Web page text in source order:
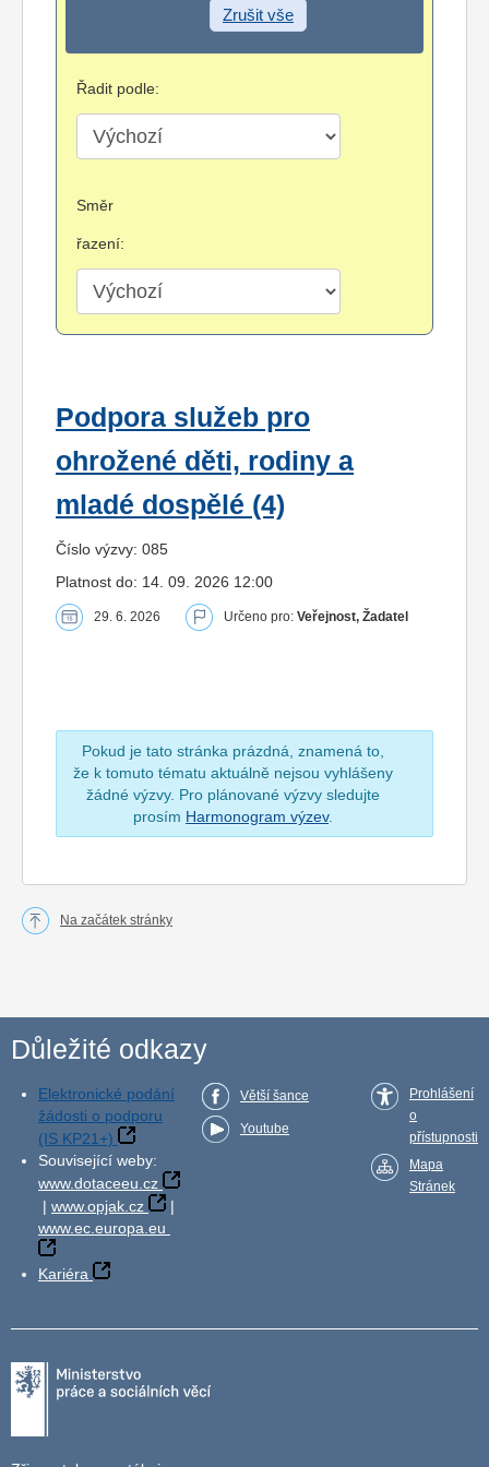
Zrušit vše
Řadit podle:
Směr
řazení:
Podpora služeb pro
ohrožené děti, rodiny a
mladé dospělé (4)
Číslo výzvy: 085
Platnost do: 14. 09. 2026 12:00
29. 6. 2026 Určeno pro: Veřejnost, Žadatel
Pokud je tato stránka prázdná, znamená to,
že k tomuto tématu aktuálně nejsou vyhlášeny
žádné výzvy. Pro plánované výzvy sledujte
prosím Harmonogram výzev.
Na začátek stránky
Důležité odkazy
Elektronické podání
žádosti o podporu
(IS KP21+)
Související weby:
www.dotaceeu.cz
| www.opjak.cz
|
www.ec.europa.eu
Kariéra
Větší šance
Youtube
Prohlášení
o
přístupnosti
Mapa
Stránek